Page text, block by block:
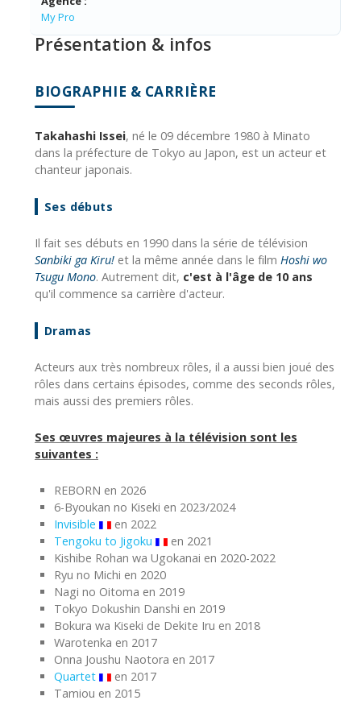
My Pro
Présentation & infos
BIOGRAPHIE & CARRIÈRE
Takahashi Issei, né le 09 décembre 1980 à Minato
dans la préfecture de Tokyo au Japon, est un acteur et
chanteur japonais.
Ses débuts
Il fait ses débuts en 1990 dans la série de télévision
Sanbiki ga Kiru! et la même année dans le film Hoshi wo
Tsugu Mono. Autrement dit, c'est à l'âge de 10 ans
qu'il commence sa carrière d'acteur.
Dramas
Acteurs aux très nombreux rôles, il a aussi bien joué des
rôles dans certains épisodes, comme des seconds rôles,
mais aussi des premiers rôles.
Ses œuvres majeures à la télévision sont les
suivantes :
REBORN en 2026
6-Byoukan no Kiseki en 2023/2024
Invisible
en 2022
Tengoku to Jigoku
en 2021
Kishibe Rohan wa Ugokanai en 2020-2022
Ryu no Michi en 2020
Nagi no Oitoma en 2019
Tokyo Dokushin Danshi en 2019
Bokura wa Kiseki de Dekite Iru en 2018
Warotenka en 2017
Onna Joushu Naotora en 2017
Quartet
en 2017
Tamiou en 2015